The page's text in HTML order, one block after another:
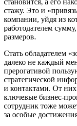
стажу. Это и
компании, уйдя из
работодателем
размеров.
Стать обладателем
далеко не каждый
прерогативой
стратегической
и контактами. От
ключевые бизнес-
сотрудник тоже
за особые